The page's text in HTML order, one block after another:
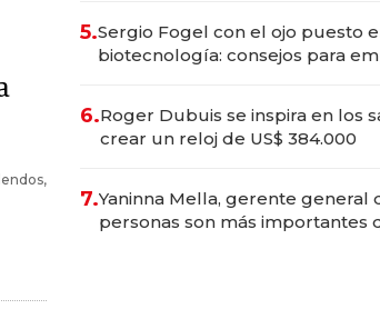
5.Sergio Fogel con el ojo puesto
biotecnología: consejos para
6.Roger Dubuis se inspira en los
crear un reloj de US$ 384.000
7.Yaninna Mella, gerente general
personas son más importantes